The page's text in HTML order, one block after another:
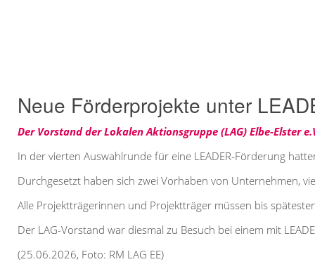
Neue Förderprojekte unter
Der Vorstand der Lokalen Aktionsgruppe (LAG) Elbe-Elster
In der vierten Auswahlrunde für eine LEADER-Förderung
Durchgesetzt haben sich zwei Vorhaben von Unternehmen,
Alle Projektträgerinnen und Projektträger müssen bis
Der LAG-Vorstand war diesmal zu Besuch bei einem mit
(25.06.2026, Foto: RM LAG EE)